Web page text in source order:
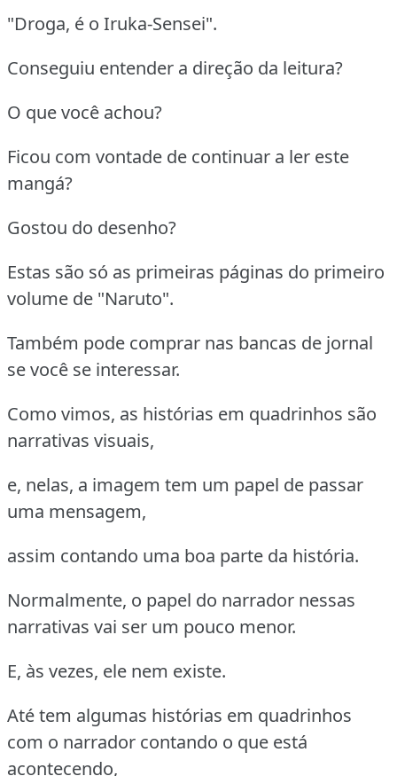
"Droga, é o Iruka-Sensei".
Conseguiu entender a direção da leitura?
O que você achou?
Ficou com vontade de continuar a ler este
mangá?
Gostou do desenho?
Estas são só as primeiras páginas do primeiro
volume de "Naruto".
Também pode comprar nas bancas de jornal
se você se interessar.
Como vimos, as histórias em quadrinhos são
narrativas visuais,
e, nelas, a imagem tem um papel de passar
uma mensagem,
assim contando uma boa parte da história.
Normalmente, o papel do narrador nessas
narrativas vai ser um pouco menor.
E, às vezes, ele nem existe.
Até tem algumas histórias em quadrinhos
com o narrador contando o que está
acontecendo,